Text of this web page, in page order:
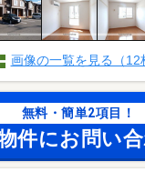
画像の一覧を見る（12
無料・簡単2項目！
件にお問い